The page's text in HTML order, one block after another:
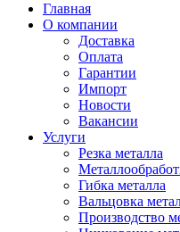
Главная
О компании
Доставка
Оплата
Гарантии
Импорт
Новости
Вакансии
Услуги
Резка металла
Гибка металла
Вальцовка
Производство